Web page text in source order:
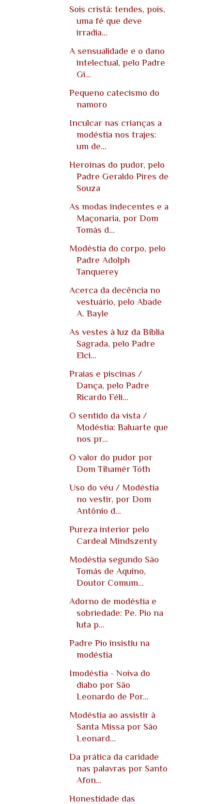
Sois cristã: tendes, pois,
uma fé que deve
irradia...
A sensualidade e o dano
intelectual, pelo Padre
Gi...
Pequeno catecismo do
namoro
Inculcar nas crianças a
modéstia nos trajes:
um de...
Heroínas do pudor, pelo
Padre Geraldo Pires de
Souza
As modas indecentes e a
Maçonaria, por Dom
Tomás d...
Modéstia do corpo, pelo
Padre Adolph
Tanquerey
Acerca da decência no
vestuário, pelo Abade
A. Bayle
As vestes à luz da Bíblia
Sagrada, pelo Padre
Elci...
Praias e piscinas /
Dança, pelo Padre
Ricardo Féli...
O sentido da vista /
Modéstia: Baluarte que
nos pr...
O valor do pudor por
Dom Tihamér Tóth
Uso do véu / Modéstia
no vestir, por Dom
Antônio d...
Pureza interior pelo
Cardeal Mindszenty
Modéstia segundo São
Tomás de Aquino,
Doutor Comum...
Adorno de modéstia e
sobriedade: Pe. Pio na
luta p...
Padre Pio insistiu na
modéstia
Imodéstia - Noiva do
diabo por São
Leonardo de Por...
Modéstia ao assistir à
Santa Missa por São
Leonard...
Da prática da caridade
nas palavras por Santo
Afon...
Honestidade das